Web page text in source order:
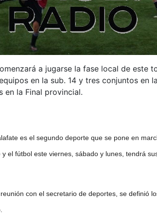
a jugarse la fase local de este
en la sub. 14 y tres conjuntos en
en la Final provincial.
es el segundo deporte que se pone en
el fútbol este viernes, sábado y lunes, tendrá
con el secretario de deportes, se definió